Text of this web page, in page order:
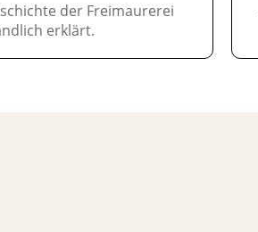
der Freimaurerei
erklärt.